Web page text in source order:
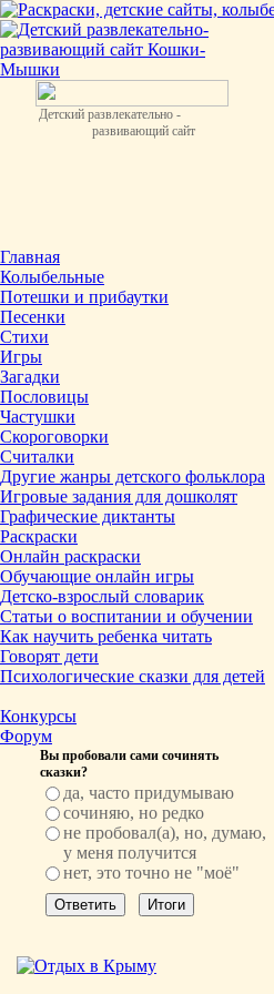
Детский развлекательно -
развивающий сайт
Главная
Колыбельные
Потешки и прибаутки
Песенки
Стихи
Игры
Загадки
Пословицы
Частушки
Скороговорки
Считалки
Другие жанры детского фольклора
Игровые задания для дошколят
Графические диктанты
Раскраски
Онлайн раскраски
Обучающие онлайн игры
Детско-взрослый словарик
Статьи о воспитании и обучении
Как научить ребенка читать
Говорят дети
Психологические сказки для детей
Конкурсы
Форум
Вы пробовали сами сочинять
сказки?
да, часто придумываю
сочиняю, но редко
не пробовал(а), но, думаю,
у меня получится
нет, это точно не "моё"